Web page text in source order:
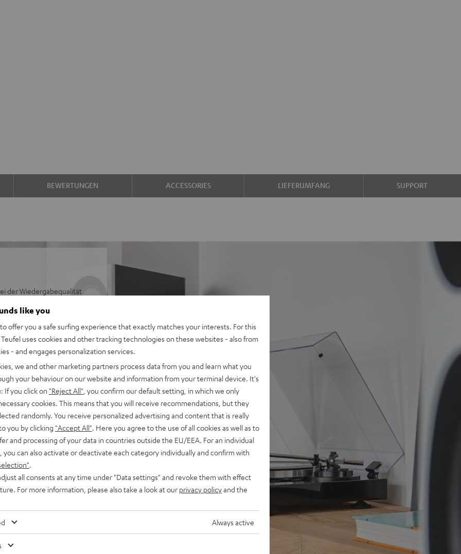
BEWERTUNGEN ACCESSORIES LIEFERUMFANG SUPPORT
der Wiedergabequalität
High-End-
auf der richtigen
dem Einzelkauf sparst
Receiver DRA-
geeignet auch für größere
DRA-800H,
Stromkabel,
sowie weitere analoge
Unterstützung für 4K, 3D,
Google Assistant, Apple
Deezer, Spotify
TV-Receiver und mehr,
like you
offer you a safe surfing experience that exactly matches your interests. For this
uses cookies and other tracking technologies on these websites - also from
- and engages personalization services.
we and other marketing partners process data from you and learn what you
your behaviour on our website and information from your terminal device. It's
If you click on "Reject All" , you confirm our default setting, in which we only
cookies. This means that you will receive recommendations, but they
randomly. You receive personalized advertising and content that is really
you by clicking "Accept All" . Here you agree to the use of all cookies as well as to
and processing of your data in countries outside the EU/EEA. For an individual
you can also activate or deactivate each category individually and confirm with
all consents at any time under "Data settings" and revoke them with effect
For more information, please also take a look at our privacy policyand the
Always active